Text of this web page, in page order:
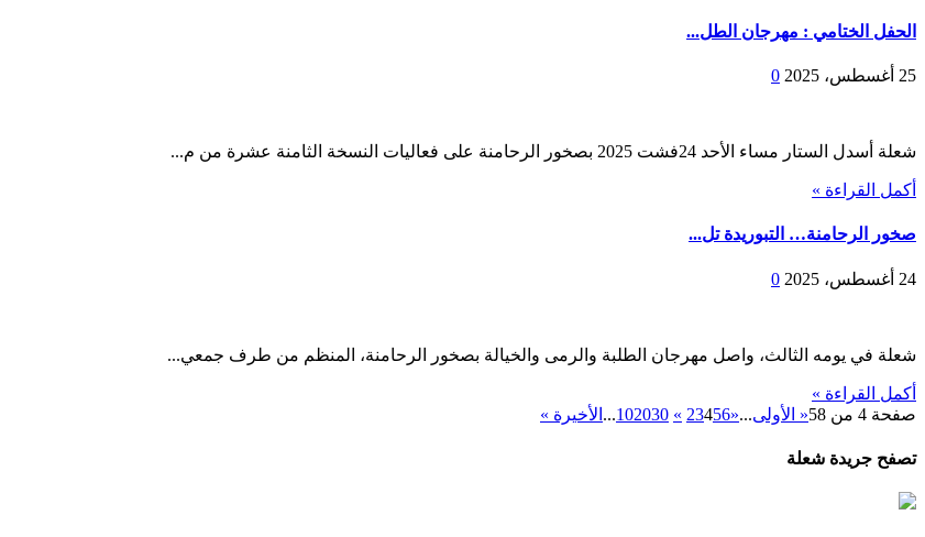
الحفل الختامي : مهرجان الطل...
25 أغسطس، 2025 0
شعلة أسدل الستار مساء الأحد 24فشت 2025 بصخور الرحامنة على فعاليات النسخة الثامنة عشرة من م...
أكمل القراءة »
صخور الرحامنة… التبوريدة تل...
24 أغسطس، 2025 0
شعلة في يومه الثالث، واصل مهرجان الطلبة والرمى والخيالة بصخور الرحامنة، المنظم من طرف جمعي...
أكمل القراءة »
صفحة 4 من 58
« الأولى...
«
23456
»
102030
... الأخيرة »
تصفح جريدة شعلة